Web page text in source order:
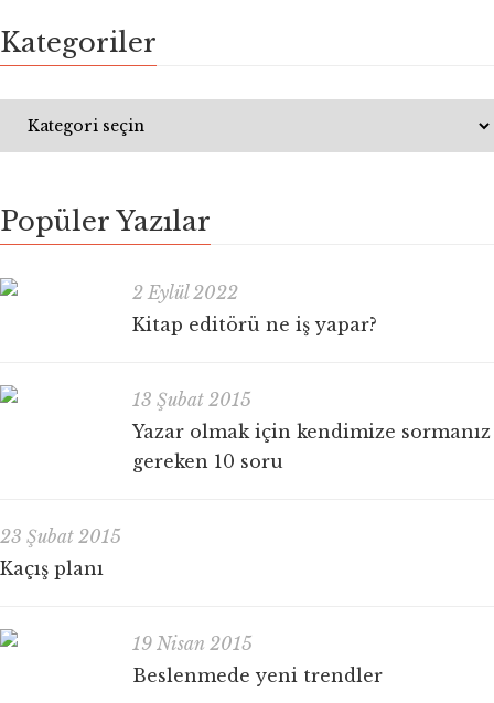
Kategoriler
Popüler Yazılar
2 Eylül 2022
Kitap editörü ne iş yapar?
13 Şubat 2015
Yazar olmak için kendimize sormanız
gereken 10 soru
23 Şubat 2015
Kaçış planı
19 Nisan 2015
Beslenmede yeni trendler